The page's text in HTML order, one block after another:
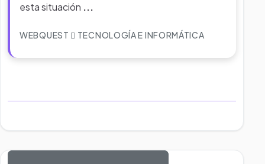
esta situación ...
WEBQUEST TECNOLOGÍA E INFORMÁTICA